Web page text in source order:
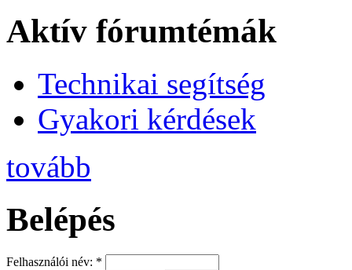
Aktív fórumtémák
Technikai segítség
Gyakori kérdések
tovább
Belépés
Felhasználói név: *